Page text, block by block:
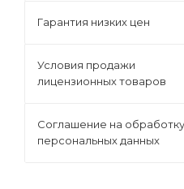
Гарантия низких цен
Условия продажи
лицензионных товаров
Соглашение на обработку
персональных данных